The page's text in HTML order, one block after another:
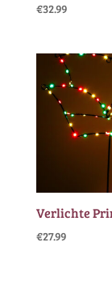
€32.99
Verlichte
€27.99